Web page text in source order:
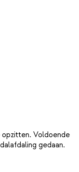
opzitten. Voldoende
gedaan.